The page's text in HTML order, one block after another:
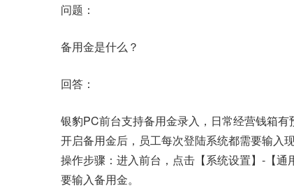
问题：
备用金是什么？
回答：
银豹PC前台支持备用金录入，日常经营钱箱有
开启备用金后，员工每次登陆系统都需要输入
操作步骤：进入前台，点击【系统设置】-【
要输入备用金。